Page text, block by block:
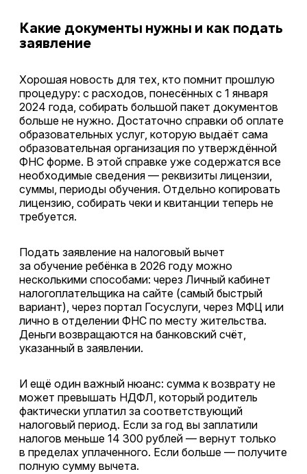
Какие документы нужны и как подать
заявление
Хорошая новость для тех, кто помнит прошлую
процедуру: с расходов, понесённых с 1 января
2024 года, собирать большой пакет документов
больше не нужно. Достаточно справки об оплате
образовательных услуг, которую выдаёт сама
образовательная организация по утверждённой
ФНС форме. В этой справке уже содержатся все
необходимые сведения — реквизиты лицензии,
суммы, периоды обучения. Отдельно копировать
лицензию, собирать чеки и квитанции теперь не
требуется.
Подать заявление на налоговый вычет
за обучение ребёнка в 2026 году можно
несколькими способами: через Личный кабинет
налогоплательщика на сайте (самый быстрый
вариант), через портал Госуслуги, через МФЦ или
лично в отделении ФНС по месту жительства.
Деньги возвращаются на банковский счёт,
указанный в заявлении.
И ещё один важный нюанс: сумма к возврату не
может превышать НДФЛ, который родитель
фактически уплатил за соответствующий
налоговый период. Если за год вы заплатили
налогов меньше 14 300 рублей — вернут только
в пределах уплаченного. Если больше — получите
полную сумму вычета.